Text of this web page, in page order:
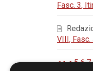
Fasc. 3,
VIII, Fasc.
<< < 5 6 7